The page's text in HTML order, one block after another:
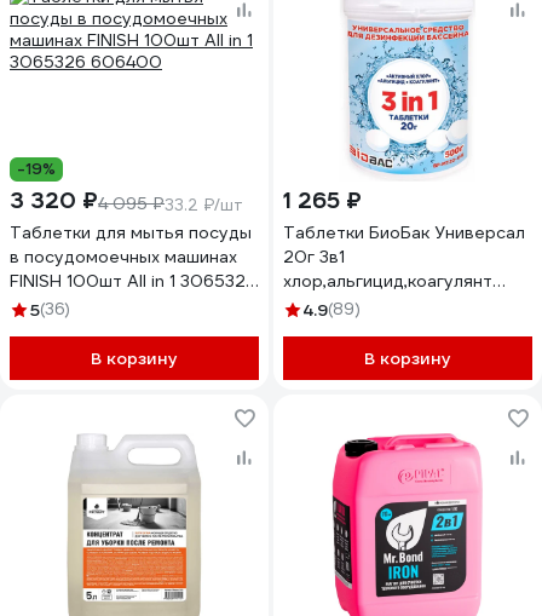
-19%
3 320 ₽4 095 ₽33.2 ₽/шт
Таблетки для мытья посуды
в посудомоечных машинах
FINISH 100шт All in 1 3065326
606400
5(36)
В корзину
1 265 ₽
Таблетки БиоБак Универсал
20г 3в1
хлор,альгицид,коагулянт
500г BP-MT20-05
4.9(89)
В корзину